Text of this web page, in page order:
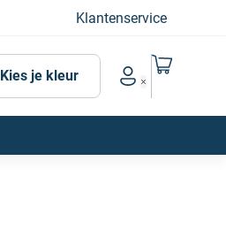
Klantenservice
Kies je kleur
Account menu
Naar mijn